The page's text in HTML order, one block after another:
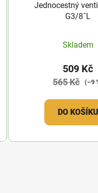
Jednocestný
G3/8˝L
Skladem
509 Kč
565 Kč (–9
DO KOŠÍKU